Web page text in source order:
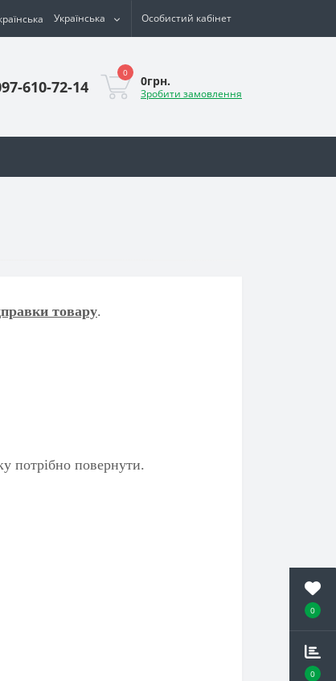
0
0
Українська Особистий кабінет
610-72-14
0
0грн.
Зробити замовлення
товару.
потрібно повернути.